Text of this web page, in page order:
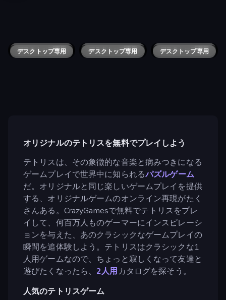
Merge to Million QBlock Puzzle Blast Fill the Gap
Block Puzzle Tropical Story 10x10! Arabian Nights Twirl
Blocks Fill Tangram Cozy Blocks Loot Island - Treasure Digger
Doodle Block Puzzle Magic Forest: Block Puzzle Sketchy Towers
デスクトップ専用
ColorTris デスクトップ専用
Blocks デスクトップ専用
Block Puzzle Plus
デスクトップ専用
Tetris with Physics デスクトップ専用
Pixel Perfect デスクトップ専用
Ludoteca
オリジナルのテトリスを無料でプレイしよう
テトリスは、その象徴的な音楽と病みつきになる
ゲームプレイで世界中に知られるパズルゲーム
だ。オリジナルと同じ楽しいゲームプレイを提供
する、オリジナルゲームのオンライン再現がたく
さんある。CrazyGamesで無料でテトリスをプレ
イして、何百万人ものゲーマーにインスピレーシ
ョンを与えた、あのクラシックなゲームプレイの
瞬間を追体験しよう。テトリスはクラシックな1
人用ゲームなので、ちょっと寂しくなって友達と
遊びたくなったら、2人用カタログを探そう。
人気のテトリスゲーム